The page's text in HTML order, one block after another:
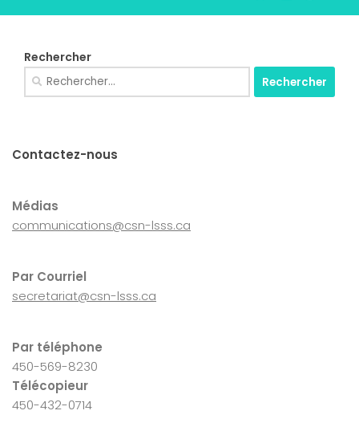
Rechercher
Rechercher :
Contactez-nous
Médias
communications@csn-lsss.ca
Par Courriel
secretariat@csn-lsss.ca
Par téléphone
450-569-8230
Télécopieur
450-432-0714